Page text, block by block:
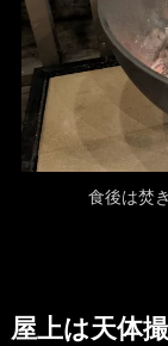
食後は焚
屋上は天体